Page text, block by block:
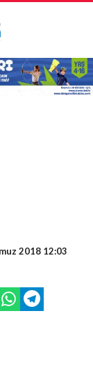
2018 12:03